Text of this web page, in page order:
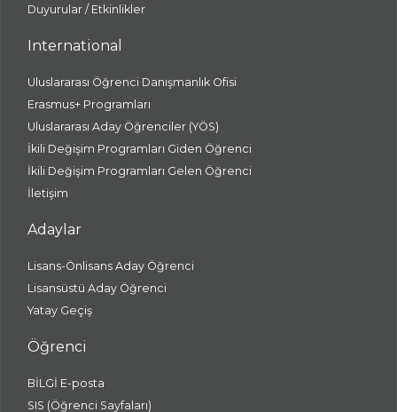
Duyurular / Etkinlikler
International
Uluslararası Öğrenci Danışmanlık Ofisi
Erasmus+ Programları
Uluslararası Aday Öğrenciler (YÖS)
İkili Değişim Programları Giden Öğrenci
İkili Değişim Programları Gelen Öğrenci
İletişim
Adaylar
Lisans-Önlisans Aday Öğrenci
Lisansüstü Aday Öğrenci
Yatay Geçiş
Öğrenci
BİLGİ E-posta
SIS (Öğrenci Sayfaları)